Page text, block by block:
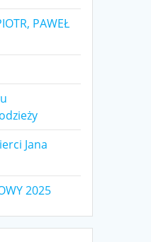
PAWEŁ
Jana
2025